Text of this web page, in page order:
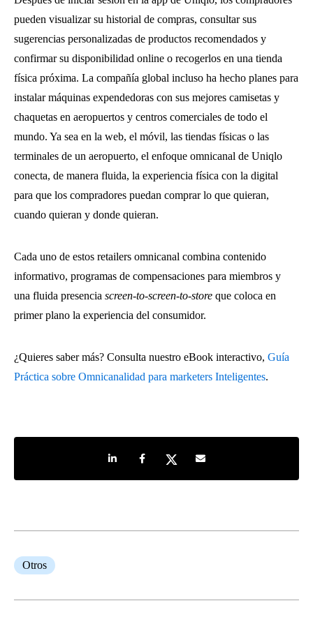
pueden visualizar su historial de compras, consultar sus
sugerencias personalizadas de productos recomendados y
confirmar su disponibilidad online o recogerlos en una tienda
física próxima. La compañía global incluso ha hecho planes para
instalar máquinas expendedoras con sus mejores camisetas y
chaquetas en aeropuertos y centros comerciales de todo el
mundo. Ya sea en la web, el móvil, las tiendas físicas o las
terminales de un aeropuerto, el enfoque omnicanal de Uniqlo
conecta, de manera fluida, la experiencia física con la digital
para que los compradores puedan comprar lo que quieran,
cuando quieran y donde quieran.
Cada uno de estos retailers omnicanal combina contenido
informativo, programas de compensaciones para miembros y
una fluida presencia screen-to-screen-to-store que coloca en
primer plano la experiencia del consumidor.
¿Quieres saber más? Consulta nuestro eBook interactivo, Guía
Práctica sobre Omnicanalidad para marketers Inteligentes.
Share on LinkedIn
Share on Facebook
Share on TwitterShare by e-mail
Otros